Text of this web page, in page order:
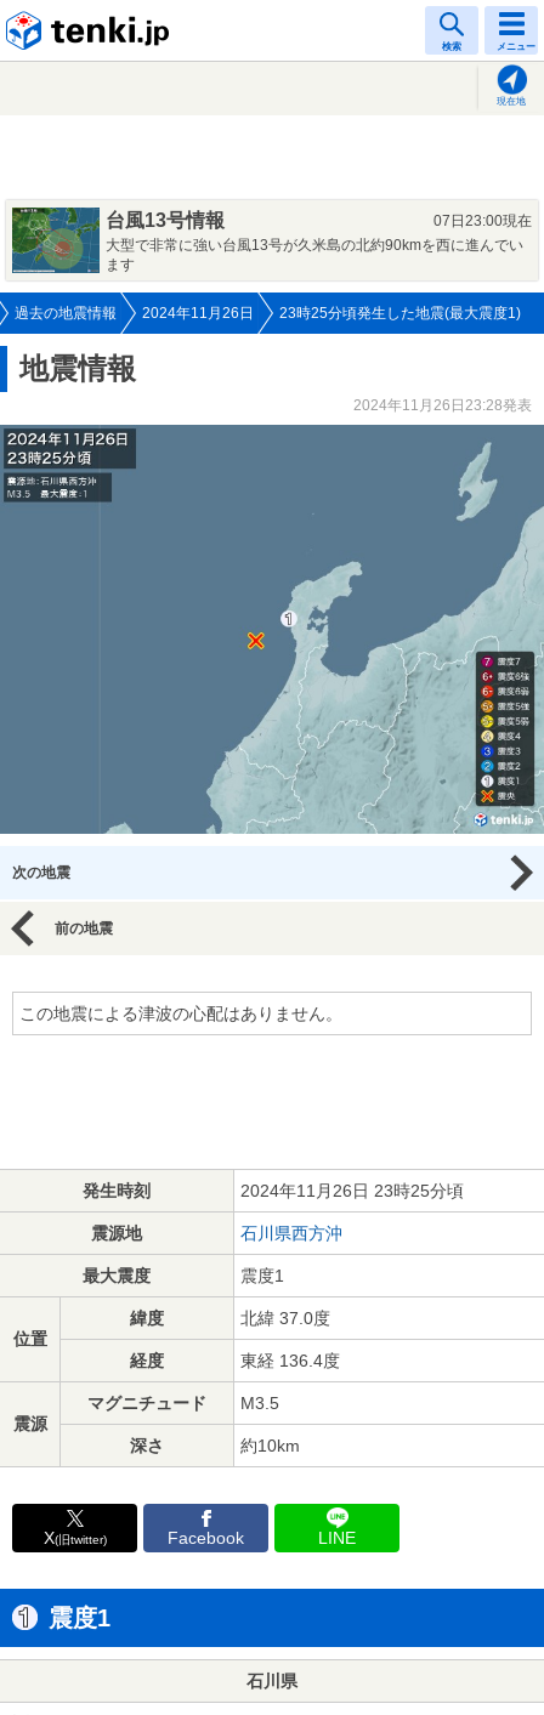
検索 メニュー
現在地
台風13号情報
07日23:00現在
大型で非常に強い台風13号が久米島の北約90kmを西に進んでい
ます
過去の地震情報 2024年11月26日 23時25分頃発生した地震(最大震度1)
地震情報
2024年11月26日23:28発表
次の地震
前の地震
この地震による津波の心配はありません。
発生時刻 2024年11月26日 23時25分頃
震源地 石川県西方沖
最大震度 震度1
位置
緯度 北緯 37.0度
経度 東経 136.4度
震源
マグニチュード M3.5
深さ 約10km
X(旧twitter) Facebook LINE
震度1
石川県